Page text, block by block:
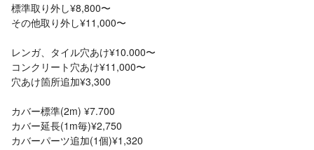
標準取り外し¥8,800〜
その他取り外し¥11,000〜
レンガ、タイル穴あけ¥10.000〜
コンクリート穴あけ¥11,000〜
穴あけ箇所追加¥3,300
カバー標準(2m) ¥7.700
カバー延長(1m毎)¥2,750
カバーパーツ追加(1個)¥1,320